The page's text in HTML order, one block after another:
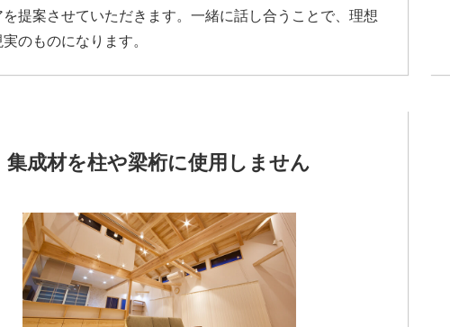
を提案させていただきます。一緒に話し合うことで、理想
のものになります。
集成材を柱や梁桁に使用しません